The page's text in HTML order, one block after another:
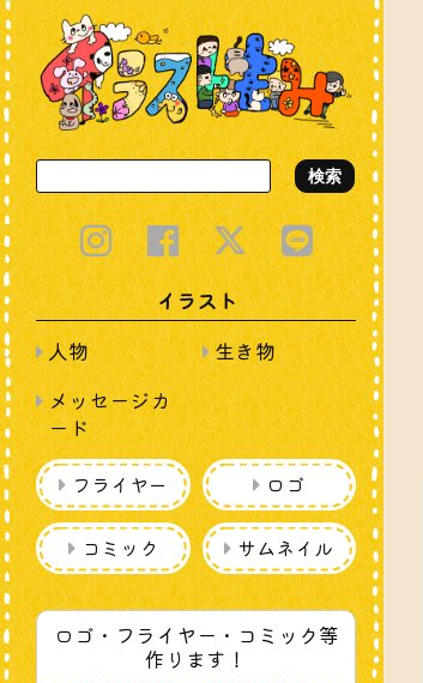
検索
イラスト
人物
生き物
メッセージカ
ード
フライヤー ロゴ
コミック サムネイル
ロゴ・フライヤー・コミック等
作ります！